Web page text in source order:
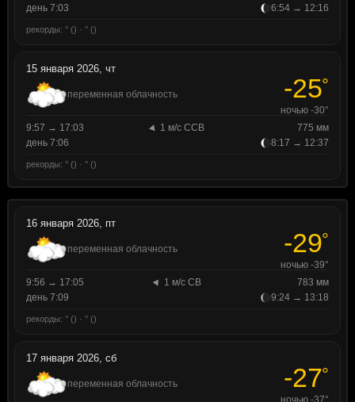
день 7:03
6:54 → 12:16
рекорды: ° () · ° ()
15 января 2026, чт
переменная облачность -25°
ночью -30°
9:57 → 17:03
1 м/с ССВ
775 мм
день 7:06
8:17 → 12:37
рекорды: ° () · ° ()
16 января 2026, пт
переменная облачность -29°
ночью -39°
9:56 → 17:05
1 м/с СВ
783 мм
день 7:09
9:24 → 13:18
рекорды: ° () · ° ()
17 января 2026, сб
переменная облачность -27°